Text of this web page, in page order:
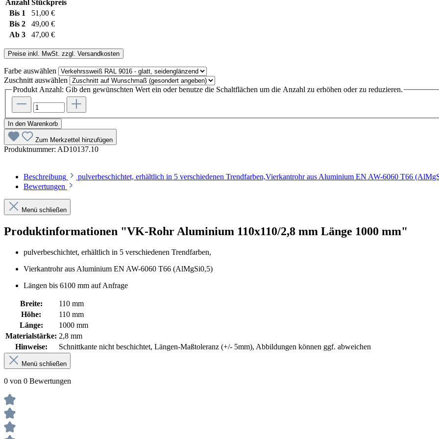
Anzahl Stückpreis
Bis 1
51,00 €
Bis 2
49,00 €
Ab 3 47,00 €
Preise inkl. MwSt. zzgl. Versandkosten
Farbe auswählen
Zuschnitt auswählen
Produkt Anzahl: Gib den gewünschten Wert ein oder benutze die Schaltflächen um die Anzahl zu erhöhen oder zu reduzieren.
In den Warenkorb
Zum Merkzettel hinzufügen
Produktnummer: AD10137.10
Beschreibung pulverbeschichtet, erhältlich in 5 verschiedenen Trendfarben,Vierkantrohr aus Aluminium EN AW-6060 T66
Bewertungen
Menü schließen
Produktinformationen "VK-Rohr Aluminium 110x110/2,8 mm Länge 1000 mm"
pulverbeschichtet, erhältlich in 5 verschiedenen Trendfarben,
Vierkantrohr aus Aluminium EN AW-6060 T66 (AlMgSi0,5)
Längen bis 6100 mm auf Anfrage
Breite:
110 mm
Höhe:
110 mm
Länge:
1000 mm
Materialstärke: 2,8 mm
Hinweise:
Schnittkante nicht beschichtet, Längen-Maßtoleranz (+/- 5mm), Abbildungen können ggf. abweichen
Menü schließen
0 von 0 Bewertungen